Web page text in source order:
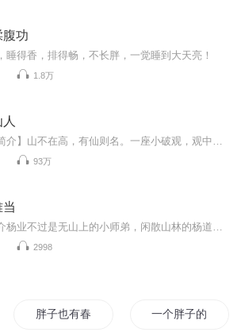
腹功
睡得香，排得畅，不长胖，一觉睡到大天亮！
1.8万
93万
2998
胖子也有春天 一个胖子的青春